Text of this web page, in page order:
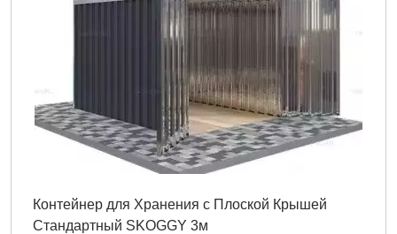
Контейнер для Хранения с Плоской Крышей
Стандартный SKOGGY 3м